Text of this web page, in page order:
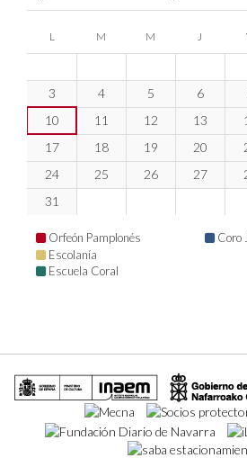
L M M J
3
4 5 6
10
11 12 13
17
18 19 20
24
25 26 27
31
Orfeón Pamplonés
Coro
Escolanía
Escuela Coral